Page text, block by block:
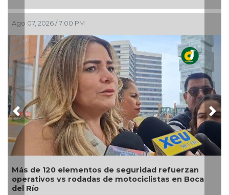
Ago 07, 2026 / 5:53 PM
Modernización del World Trade Center fortalecerá
turismo, empleo y economía de Boca del Río:
Maryjose Gamboa
Previous